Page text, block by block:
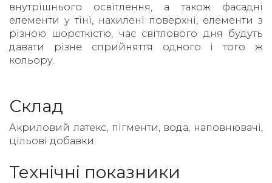
внутрішнього освітлення, а також фасадні
елементи у тіні, нахилені поверхні, елементи з
різною шорсткістю, час світлового дня будуть
давати різне сприйняття одного і того ж
кольору.
Склад
Акриловий латекс, пігменти, вода, наповнювачі,
цільові добавки.
Технічні показники